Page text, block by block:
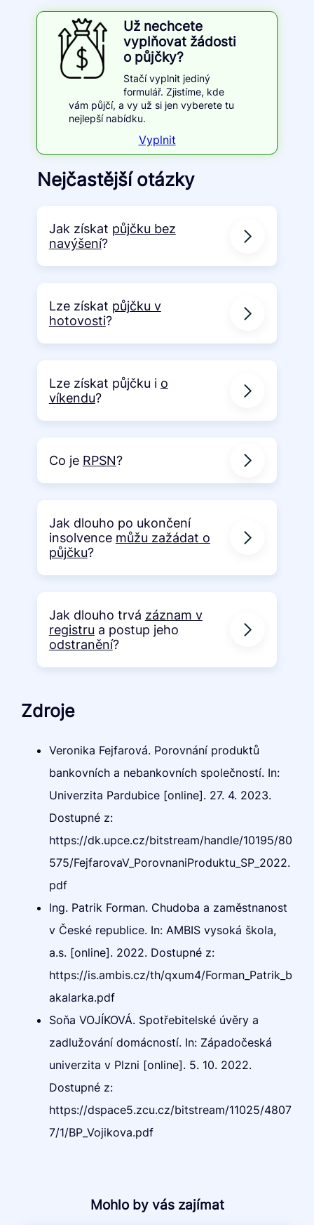
Už nechcete
vyplňovat žádosti
o půjčky?
Stačí vyplnit jediný
formulář. Zjistíme, kde
vám půjčí, a vy už si jen vyberete tu
nejlepší nabídku.
Vyplnit
Nejčastější otázky
Jak získat půjčku bez
navýšení?
Lze získat půjčku v
hotovosti?
Lze získat půjčku i o
víkendu?
Co je RPSN?
Jak dlouho po ukončení
insolvence můžu zažádat o
půjčku?
Jak dlouho trvá záznam v
registru a postup jeho
odstranění?
Zdroje
Veronika Fejfarová. Porovnání produktů
bankovních a nebankovních společností. In:
Univerzita Pardubice [online]. 27. 4. 2023.
Dostupné z:
https://dk.upce.cz/bitstream/handle/10195/80
575/FejfarovaV_PorovnaniProduktu_SP_2022.
pdf
Ing. Patrik Forman. Chudoba a zaměstnanost
v České republice. In: AMBIS vysoká škola,
a.s. [online]. 2022. Dostupné z:
https://is.ambis.cz/th/qxum4/Forman_Patrik_b
akalarka.pdf
Soňa VOJÍKOVÁ. Spotřebitelské úvěry a
zadlužování domácností. In: Západočeská
univerzita v Plzni [online]. 5. 10. 2022.
Dostupné z:
https://dspace5.zcu.cz/bitstream/11025/4807
7/1/BP_Vojikova.pdf
Mohlo by vás zajímat